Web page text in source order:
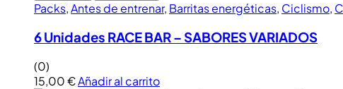
Packs,Antes de entrenar, Barritas energéticas, Ciclismo,
6 Unidades RACE BAR – SABORES VARIADOS
(0)
15,00€Añadir al carrito